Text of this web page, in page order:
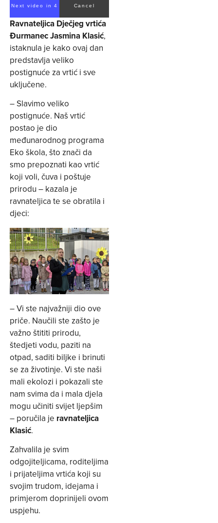
Next video in 3 Cancel
Ravnateljica Dječjeg vrtića
Đurmanec Jasmina Klasić,
istaknula je kako ovaj dan
predstavlja veliko
postignuće za vrtić i sve
uključene.
– Slavimo veliko
postignuće. Naš vrtić
postao je dio
međunarodnog programa
Eko škola, što znači da
smo prepoznati kao vrtić
koji voli, čuva i poštuje
prirodu – kazala je
ravnateljica te se obratila i
djeci:
– Vi ste najvažniji dio ove
priče. Naučili ste zašto je
važno štititi prirodu,
štedjeti vodu, paziti na
otpad, saditi biljke i brinuti
se za životinje. Vi ste naši
mali ekolozi i pokazali ste
nam svima da i mala djela
mogu učiniti svijet ljepšim
– poručila je ravnateljica
Klasić.
Zahvalila je svim
odgojiteljicama, roditeljima
i prijateljima vrtića koji su
svojim trudom, idejama i
primjerom doprinijeli ovom
uspjehu.